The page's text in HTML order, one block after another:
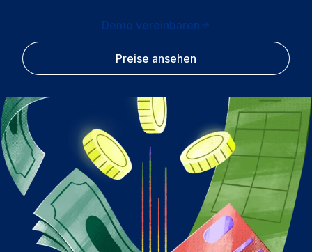
Demo vereinbaren
Preise ansehen